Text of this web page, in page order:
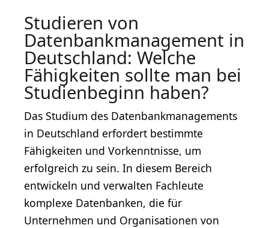
Studieren von
Datenbankmanagement in
Deutschland: Welche
Fähigkeiten sollte man bei
Studienbeginn haben?
Das Studium des Datenbankmanagements
in Deutschland erfordert bestimmte
Fähigkeiten und Vorkenntnisse, um
erfolgreich zu sein. In diesem Bereich
entwickeln und verwalten Fachleute
komplexe Datenbanken, die für
Unternehmen und Organisationen von